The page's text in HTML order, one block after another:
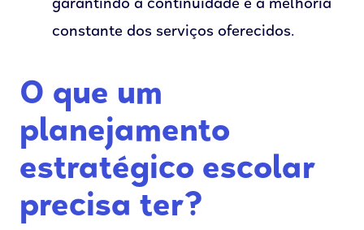
garantindo a continuidade e a melhoria
constante dos serviços oferecidos.
O que um
planejamento
estratégico escolar
precisa ter?